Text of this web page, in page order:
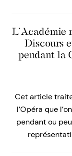
L’Académie
Discours
pendant la
Cet article
l’Opéra que
pendant ou